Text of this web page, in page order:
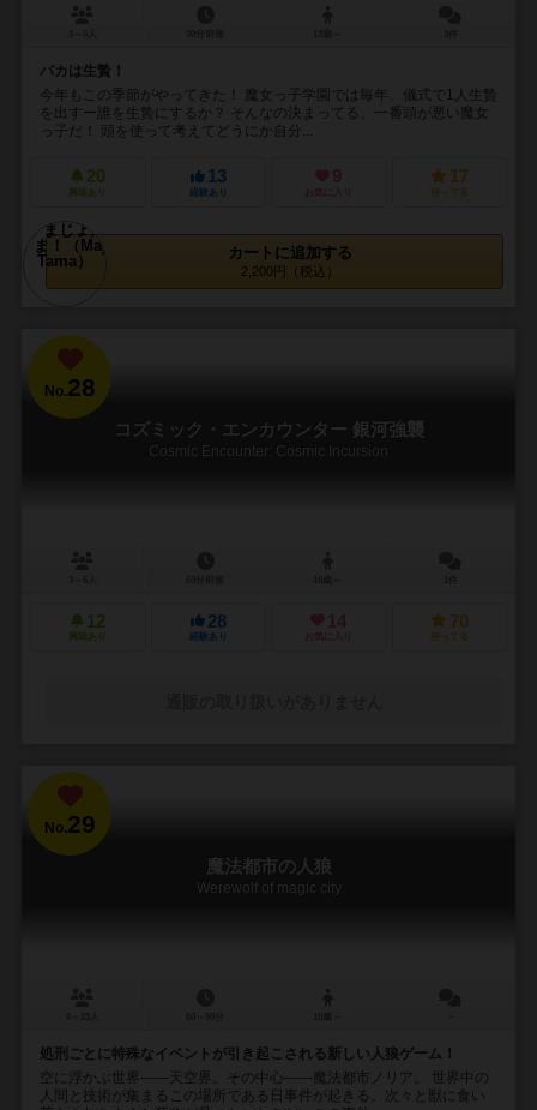
バカは生贄！
今年もこの季節がやってきた！ 魔女っ子学園では毎年、儀式で1人生贄
を出すー誰を生贄にするか？ そんなの決まってる、一番頭が悪い魔女
っ子だ！ 頭を使って考えてどうにか自分...
20
興味あり
13
経験あり
9
お気に入り
17
持ってる
カートに追加する
2,200円（税込）
No.28
コズミック・エンカウンター 銀河強襲
Cosmic Encounter: Cosmic Incursion
12
興味あり
28
経験あり
14
お気に入り
70
持ってる
No.29
魔法都市の人狼
Werewolf of magic city
処刑ごとに特殊なイベントが引き起こされる新しい人狼ゲーム！
空に浮かぶ世界――天空界。その中心――魔法都市ノリア。 世界中の
人間と技術が集まるこの場所である日事件が起きる。次々と獣に食い